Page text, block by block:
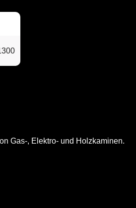
Gas-, Elektro- und Holzkaminen.